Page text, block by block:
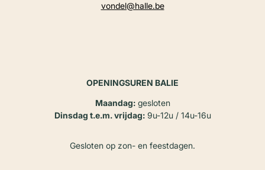
vondel@halle.be
OPENINGSUREN BALIE
Maandag:gesloten
Dinsdag t.e.m. vrijdag:9u-12u / 14u-16u
Gesloten op zon- en feestdagen.